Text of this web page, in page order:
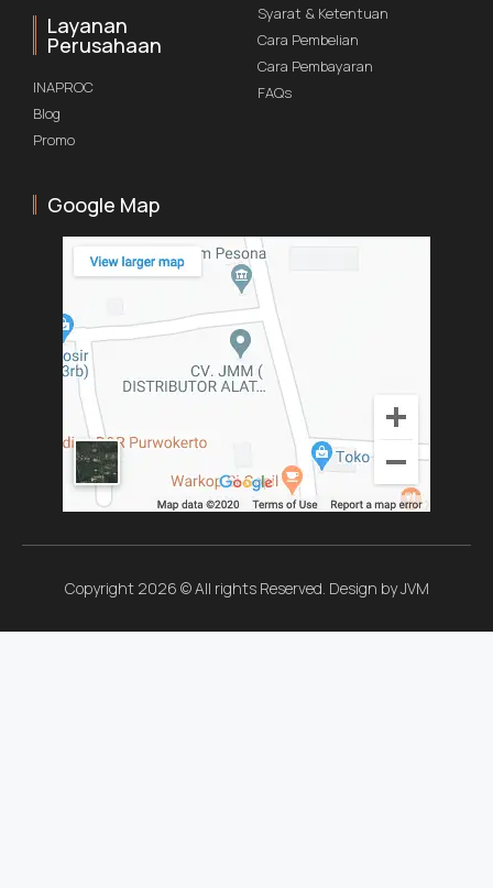
Layanan
Perusahaan
INAPROC
Blog
Promo
Syarat & Ketentuan
Cara Pembelian
Cara Pembayaran
FAQs
Google Map
Copyright 2026 © All rights Reserved. Design by JVM